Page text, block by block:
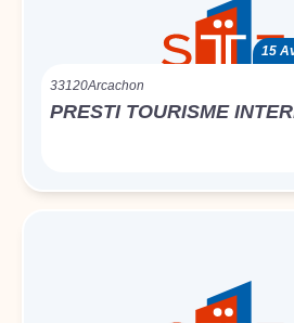
15
33120Arcachon
PRESTI TOURISME